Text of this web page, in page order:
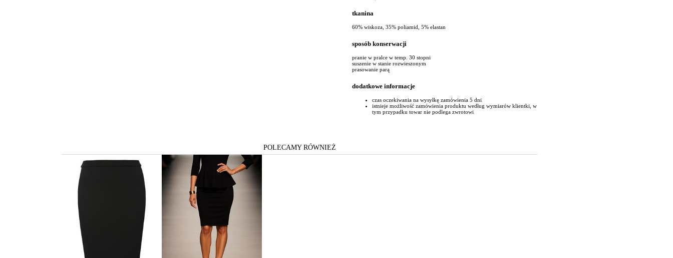
tkanina
60% wiskoza, 35% poliamid, 5% elastan
sposób konserwacji
pranie w pralce w temp. 30 stopni
suszenie w stanie rozwieszonym
prasowanie parą
dodatkowe informacje
czas oczekiwania na wysyłkę zamówienia 5 dni
istnieje możliwość zamówienia produktu według wymiarów klientki, w
tym przypadku towar nie podlega zwrotowi
POLECAMY RÓWNIEŻ